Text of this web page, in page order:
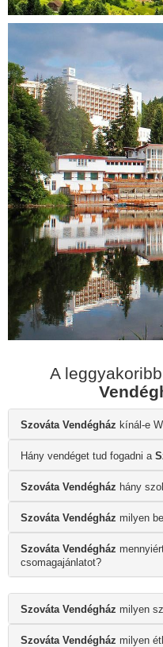
A
Szováta Vendégház kínál-e
Hány vendéget tud fogadni a
Szováta Vendégház hány
Szováta Vendégház milyen
Szováta Vendégház
csomagajánlatot?
Szováta Vendégház milyen
Szováta Vendégház milyen